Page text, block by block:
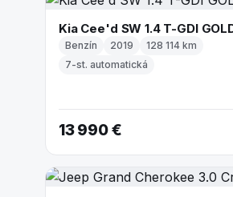
Kia Cee'd SW 1.4 T-GDI
Benzín 2019
128 114 km
7-st. automatická
13 990 €